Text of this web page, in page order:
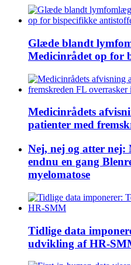
Glæde blandt
Medicinrådet op for
Medicinrådets
patienter med
Nej, nej og atter nej:
endnu en gang
myelomatose
Tidlige data
udvikling af HR-